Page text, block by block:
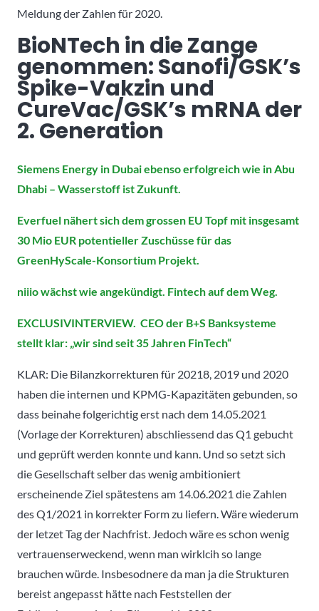
Meldung der Zahlen für 2020.
BioNTech in die Zange
genommen: Sanofi/GSK’s
Spike-Vakzin und
CureVac/GSK’s mRNA der
2. Generation
Siemens Energy in Dubai ebenso erfolgreich wie in Abu
Dhabi – Wasserstoff ist Zukunft.
Everfuel nähert sich dem grossen EU Topf mit insgesamt
30 Mio EUR potentieller Zuschüsse für das
GreenHyScale-Konsortium Projekt.
niiio wächst wie angekündigt. Fintech auf dem Weg.
EXCLUSIVINTERVIEW. CEO der B+S Banksysteme
stellt klar: „wir sind seit 35 Jahren FinTech“
KLAR: Die Bilanzkorrekturen für 20218, 2019 und 2020
haben die internen und KPMG-Kapazitäten gebunden, so
dass beinahe folgerichtig erst nach dem 14.05.2021
(Vorlage der Korrekturen) abschliessend das Q1 gebucht
und geprüft werden konnte und kann. Und so setzt sich
die Gesellschaft selber das wenig ambitioniert
erscheinende Ziel spätestens am 14.06.2021 die Zahlen
des Q1/2021 in korrekter Form zu liefern. Wäre wiederum
der letzet Tag der Nachfrist. Jedoch wäre es schon wenig
vertrauenserweckend, wenn man wirklcih so lange
brauchen würde. Insbesodnere da man ja die Strukturen
bereist angepasst hätte nach Feststellen der